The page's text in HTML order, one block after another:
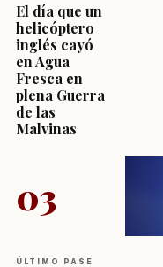
El día que un
helicóptero
inglés cayó
en Agua
Fresca en
plena Guerra
de las
Malvinas
03
ÚLTIMO PASE